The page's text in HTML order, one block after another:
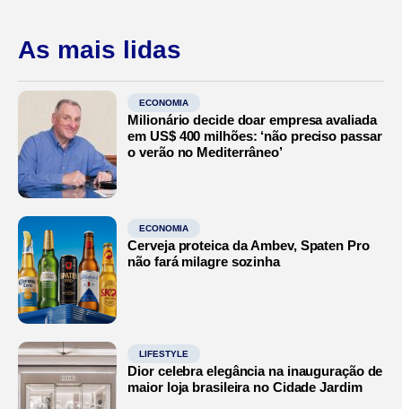
As mais lidas
ECONOMIA
Milionário decide doar empresa avaliada
em US$ 400 milhões: ‘não preciso passar
o verão no Mediterrâneo’
ECONOMIA
Cerveja proteica da Ambev, Spaten Pro
não fará milagre sozinha
LIFESTYLE
Dior celebra elegância na inauguração de
maior loja brasileira no Cidade Jardim